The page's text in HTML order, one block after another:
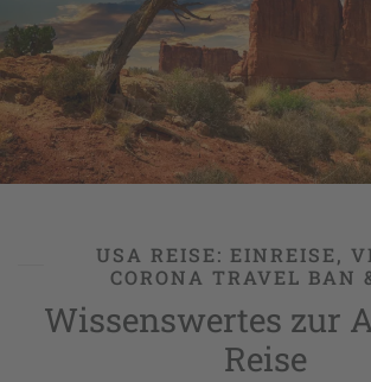
Von den rötlich-schimmernden bizarren
Mexicos bis zur eiskalten
vom
Surfer-Paradies des Golden State
derWestküste bis zur angesagten
New Yorkan derOstküste
bleibt ein
unnachahmlich in Erinnerung. So ist
mit dem Mietwagen auf derRoute 66
nach Kalifornien, Spaß und Action beim
inDisney World
in Orlando, Südsee-
SträndenHawaiis, Wildwest-
in den USA in der Prärie
USA REISE: EINREISE,
CORONA TRAVEL BAN
Wissenswertes zur
Reise